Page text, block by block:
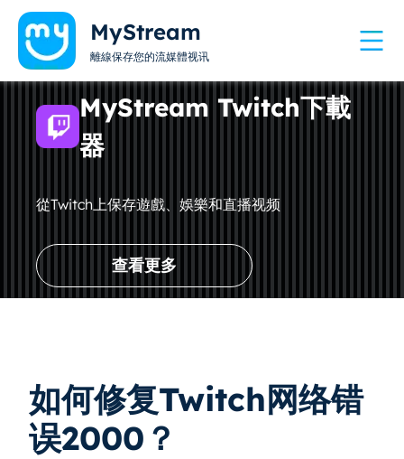
MyStream
離線保存您的流媒體视讯
MyStream Twitch下載
器
從Twitch上保存遊戲、娛樂和直播视频
查看更多
如何修复Twitch网络错
误2000？